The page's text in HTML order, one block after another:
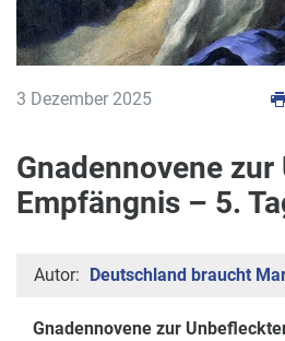
3 Dezember 2025
Gnadennovene
Empfängnis – 5.
Autor: Deutschland braucht
Gnadennovene zur